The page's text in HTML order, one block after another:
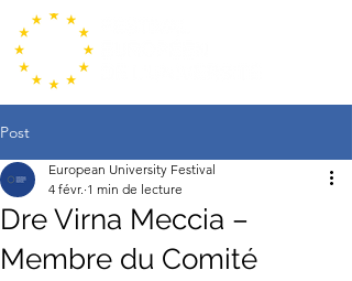
Post
Dre Virna Meccia –
Membre du Comité
European University Festival
4 févr. 1 min de lecture